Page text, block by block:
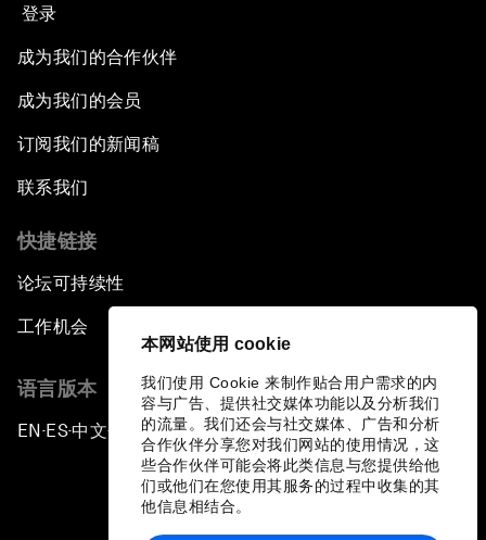
本网站使用 cookie
我们使用 Cookie 来制作贴合用户需求的内
容与广告、提供社交媒体功能以及分析我们
的流量。我们还会与社交媒体、广告和分析
合作伙伴分享您对我们网站的使用情况，这
些合作伙伴可能会将此类信息与您提供给他
们或他们在您使用其服务的过程中收集的其
他信息相结合。
登录
成为我们的合作伙伴
成为我们的会员
订阅我们的新闻稿
联系我们
快捷链接
论坛可持续性
工作机会
语言版本
EN ▪ ES▪中文▪ 日本語